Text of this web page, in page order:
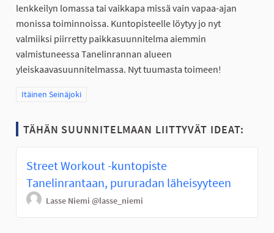
lenkkeilyn lomassa tai vaikkapa missä vain vapaa-ajan
monissa toiminnoissa. Kuntopisteelle löytyy jo nyt
valmiiksi piirretty paikkasuunnitelma aiemmin
valmistuneessa Tanelinrannan alueen
yleiskaavasuunnitelmassa. Nyt tuumasta toimeen!
Rajaa tulokset teeman mukaan: Itäinen Seinäjoki
Itäinen Seinäjoki
TÄHÄN SUUNNITELMAAN LIITTYVÄT IDEAT:
Street Workout -kuntopiste
Tanelinrantaan, pururadan läheisyyteen
Lasse Niemi @lasse_niemi